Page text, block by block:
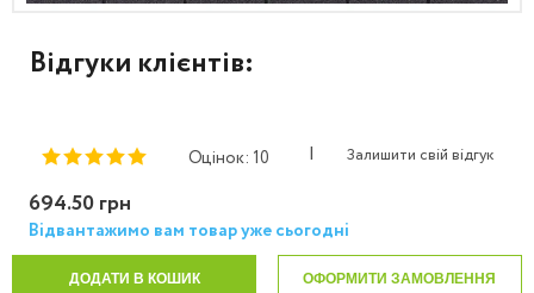
Відгуки клієнтів:
Оцінок: 10 | Залишити свій відгук
694.50 грн
Відвантажимо вам товар уже сьогодні
ДОДАТИ В КОШИК ОФОРМИТИ ЗАМОВЛЕННЯ